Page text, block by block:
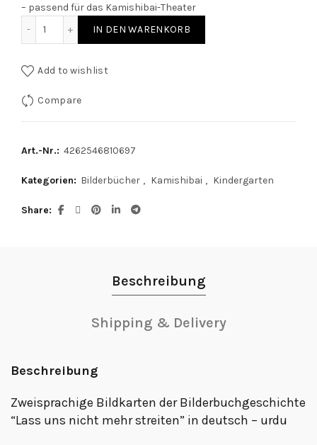
– passend für das Kamishibai-Theater
IN DEN WARENKORB
Add to wishlist
Compare
Art.-Nr.: 4262546810697
Kategorien: Bilderbücher , Kamishibai , Kindergarten
Share
Beschreibung
Shipping & Delivery
Beschreibung
Zweisprachige Bildkarten der Bilderbuchgeschichte
“Lass uns nicht mehr streiten” in deutsch – urdu